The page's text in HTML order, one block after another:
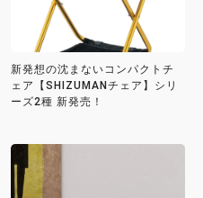
新発想の沈まないコンパクトチ
ェア【SHIZUMANチェア】シリ
ーズ2種 新発売！